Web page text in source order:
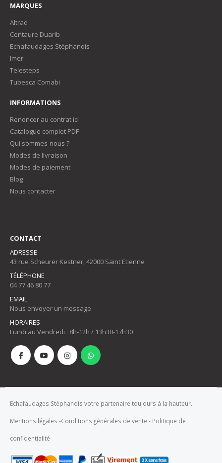
MARQUES
Altrad
Centaure Duarib
Echafaudages Stéphanois
Imer
Telesteps
Tubesca Comabi
INFORMATIONS
Renoncer au contrat ici
Catalogue complet PDF
Qui sommes-nous ?
Modes de livraison
Modes de paiement
Blog
Nous contacter
CONTACT
ADRESSE
43 rue Scheurer Kestner, 42000 Saint Etienne
TÉLÉPHONE
04 77 46 80 77
EMAIL
Nous envoyer un message
HORAIRES
Lundi au Vendredi : 8h-12h / 13h30-17h30
Echafaudages Stéphanois votre partenaire toujours à la hauteur.
Mentions légales -Conditions générales de vente - Politique de
confidentialité